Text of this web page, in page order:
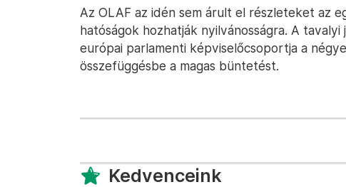
Az OLAF az idén sem árult el részleteket az
hatóságok hozhatják nyilvánosságra. A
európai parlamenti képviselőcsoportja a
összefüggésbe a magas büntetést.
Kedvenceink